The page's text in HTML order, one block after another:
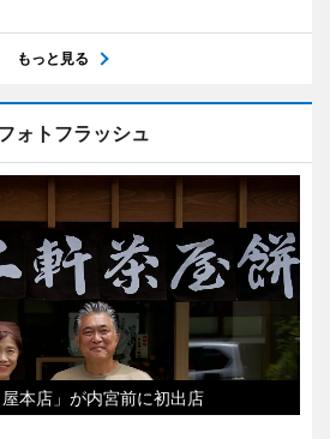
もっと見る
ォトフラッシュ
本店」が内宮前に初出店